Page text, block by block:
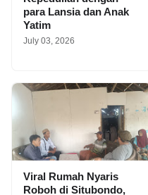
para Lansia dan Anak
Yatim
July 03, 2026
Viral Rumah Nyaris
Roboh di Situbondo,